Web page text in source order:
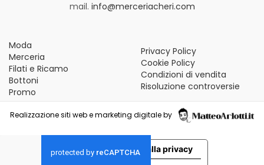
mail. info@merceriacheri.com
Moda
Merceria
Filati e Ricamo
Bottoni
Promo
Privacy Policy
Cookie Policy
Condizioni di vendita
Risoluzione controversie
Realizzazione siti web e marketing digitale by
Le tue preferenze relative alla privacy